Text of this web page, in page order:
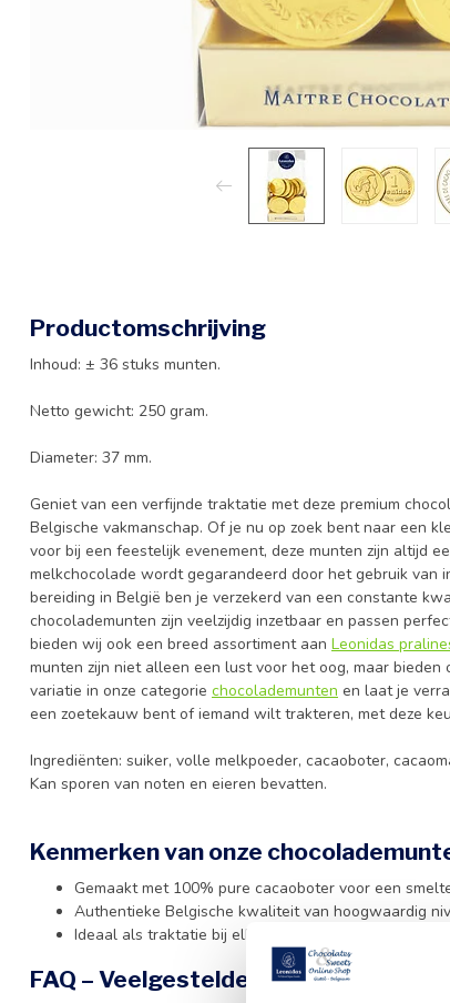
Productomschrijving
Inhoud: ± 36 stuks munten.
Netto gewicht: 250 gram.
Diameter: 37 mm.
Geniet van een verfijnde traktatie met deze premium
Belgische vakmanschap. Of je nu op zoek bent naar een
voor bij een feestelijk evenement, deze munten zijn altijd
melkchocolade wordt gegarandeerd door het gebruik van
bereiding in België ben je verzekerd van een constante
chocolademunten zijn veelzijdig inzetbaar en passen
bieden wij ook een breed assortiment aan Leonidas
munten zijn niet alleen een lust voor het oog, maar
variatie in onze categorie chocolademunten en laat je
een zoetekauw bent of iemand wilt trakteren, met deze
Ingrediënten: suiker, volle melkpoeder, cacaoboter,
Kan sporen van noten en eieren bevatten.
Kenmerken van onze
Gemaakt met 100% pure cacaoboter voor een
Authentieke Belgische kwaliteit van hoogwaardig
Ideaal als traktatie bij elke gelegenheid of feestdag.
FAQ – Veelgestelde vragen over